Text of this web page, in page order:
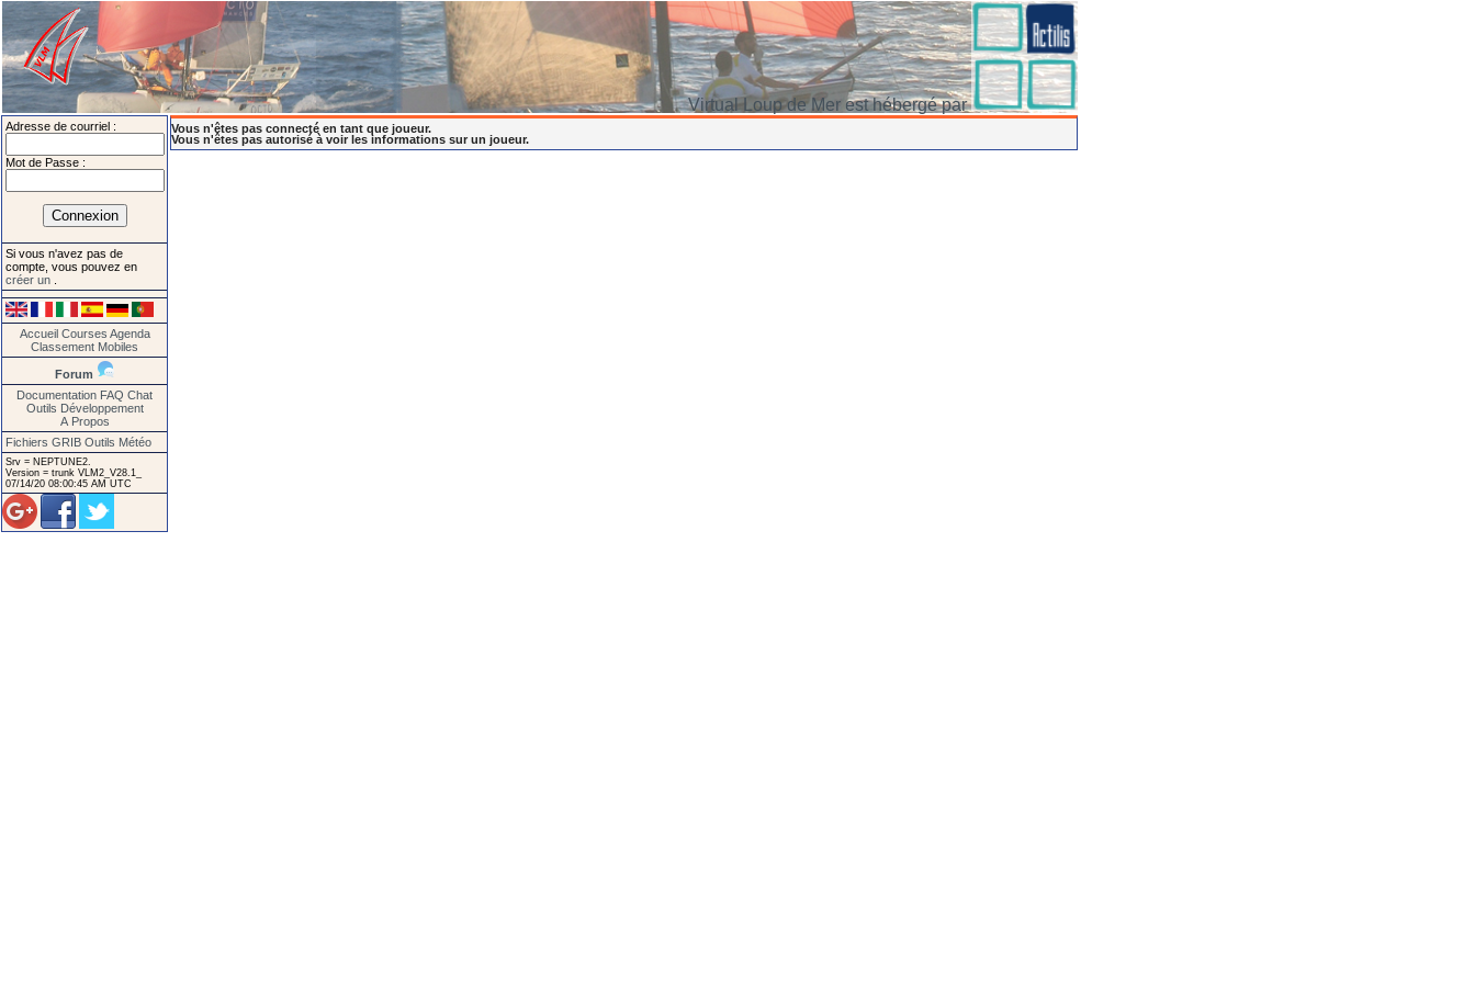
Virtual Loup de Mer est hébergé par
Adresse de courriel :
Mot de Passe :
Si vous n'avez pas de
compte, vous pouvez en
créer un
Accueil Courses Agenda
Classement Mobiles
Forum
Documentation FAQ Chat
Outils Développement
A Propos
Fichiers GRIB Outils Météo
Srv = NEPTUNE2.
Version = trunk VLM2_V28.1_
07/14/20 08:00:45 AM UTC
Vous n'êtes pas connecté en tant que joueur.
Vous n'êtes pas autorisé à voir les informations sur un joueur.